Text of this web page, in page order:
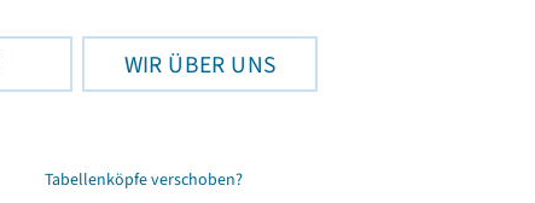
WIR ÜBER UNS
Tabellenköpfe verschoben?